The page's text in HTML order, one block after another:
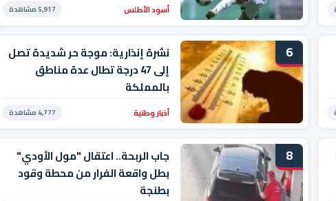
أسود الأطلس 5,917 مشاهدة
6
نشرة إنذارية: موجة حر شديدة تصل
إلى 47 درجة تطال عدة مناطق
بالمملكة
أخبار وطنية 4,777 مشاهدة
8
جاب الربحة.. اعتقال "مول الأودي"
بطل واقعة الفرار من محطة وقود
بطنجة